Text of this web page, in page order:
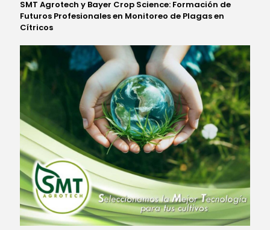
SMT Agrotech y Bayer Crop Science: Formación de
Futuros Profesionales en Monitoreo de Plagas en
Cítricos